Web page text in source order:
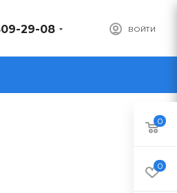
ВОЙТИ
29-08
0
0